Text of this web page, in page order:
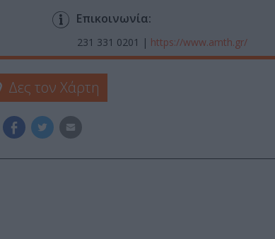
Επικοινωνία:
231 331 0201 | https://www.amth.gr/
Δες τον Χάρτη